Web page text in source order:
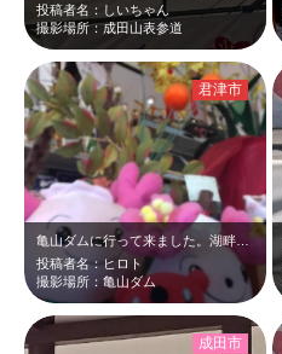
投稿者名：しいちゃん
撮影場所：成田山表参道
亀山ダムに行って来ました。湖畔亭で食事をしたらきみぴょんがいました！ちーばくん…
投稿者名：ヒロト
撮影場所：亀山ダム
君津市
成田市